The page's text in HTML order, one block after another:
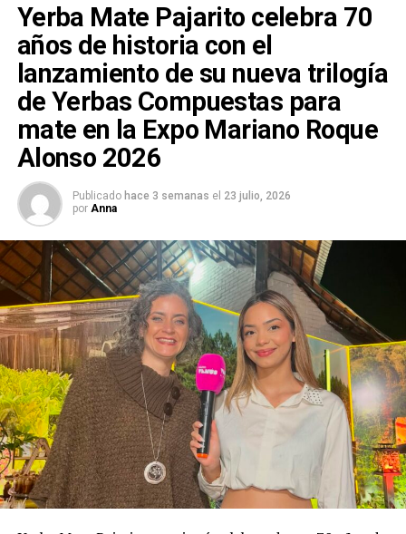
Yerba Mate Pajarito celebra 70
años de historia con el
lanzamiento de su nueva trilogía
de Yerbas Compuestas para
mate en la Expo Mariano Roque
Alonso 2026
Publicado hace 3 semanas el 23 julio, 2026
por Anna